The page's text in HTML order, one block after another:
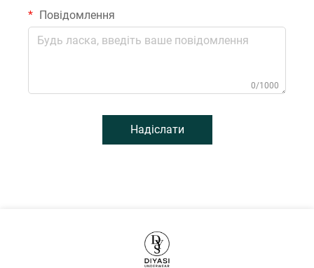
Повідомлення
0/1000
Надіслати